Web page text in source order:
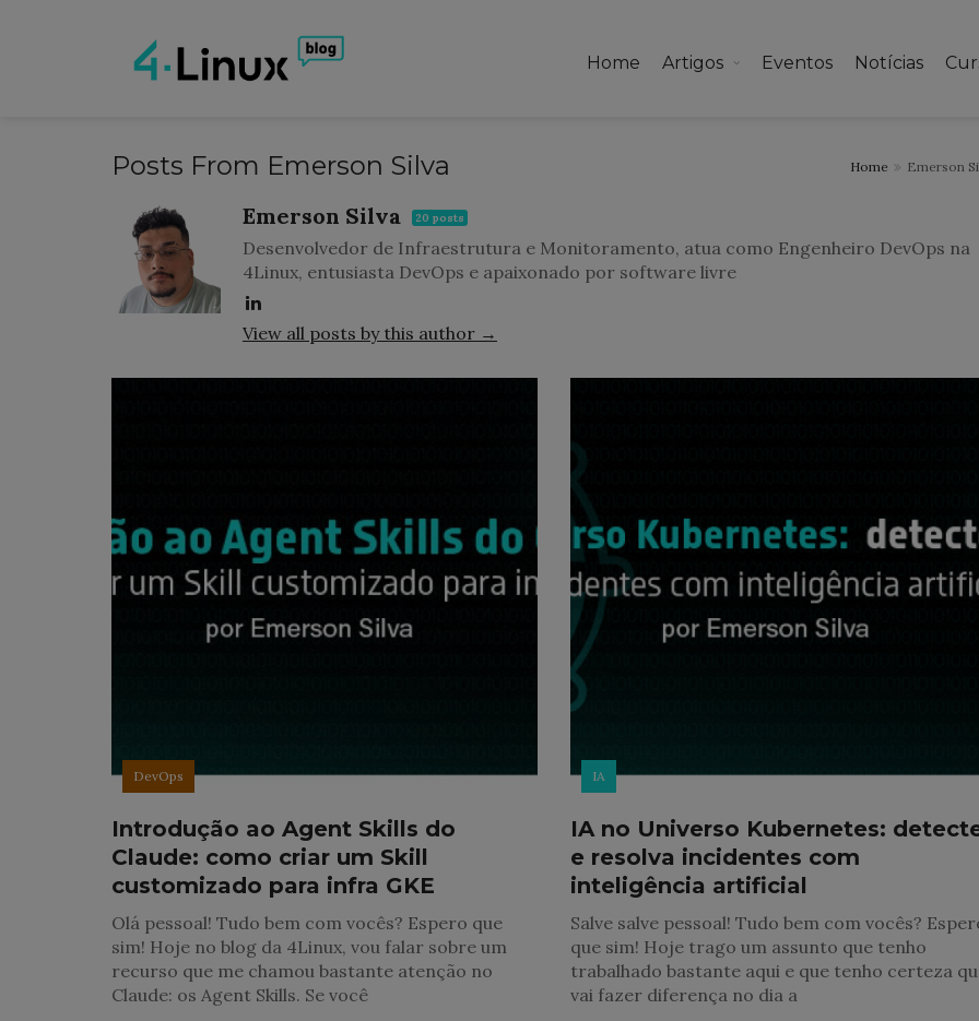
Home Artigos Eventos Notícias
Posts From Emerson Silva Home Emerson
Emerson Silva 20 posts
Desenvolvedor de Infraestrutura e Monitoramento, atua como Engenheiro DevOps na
4Linux, entusiasta DevOps e apaixonado por software livre
View all posts by this author →
DevOps
Introdução ao Agent Skills do
Claude: como criar um Skill
customizado para infra GKE
Olá pessoal! Tudo bem com vocês? Espero que
sim! Hoje no blog da 4Linux, vou falar sobre um
recurso que me chamou bastante atenção no
Claude: os Agent Skills. Se você
IA
IA no Universo Kubernetes:
e resolva incidentes com
inteligência artificial
Salve salve pessoal! Tudo bem com vocês?
que sim! Hoje trago um assunto que tenho
trabalhado bastante aqui e que tenho certeza
vai fazer diferença no dia a